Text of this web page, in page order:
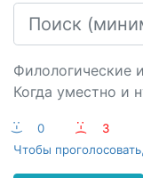
Филологические
Когда уместно и
:-) 0 :-(
3
Чтобы